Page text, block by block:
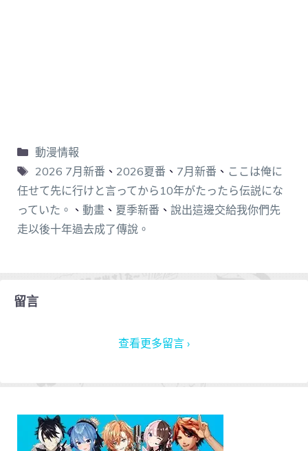
動漫情報
2026 7月新番 、 2026夏番 、 7月新番 、 ここは俺に
任せて先に行けと言ってから10年がたったら伝説にな
っていた。 、 動畫 、 夏季新番 、 說出這邊交給我你們先
走以後十年過去成了傳說。
留言
查看更多留言 ›